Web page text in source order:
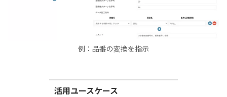
例：品番の変換を指示
活用ユースケース